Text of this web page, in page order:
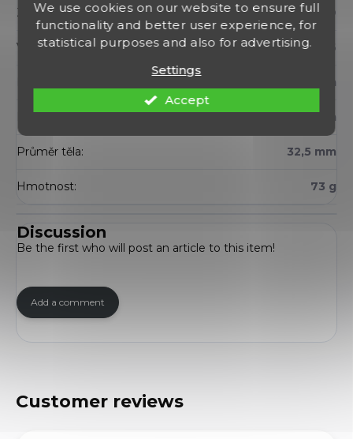
We use cookies on our website to ensure full
functionality and better user experience, for
statistical purposes and also for advertising.
Settings
Accept
Zdroj světla: LED Cree XP-L HD
Vodotěsnost: IPX-6
52,5 mm
Průměr hlavy: 32 mm
Průměr těla: 32,5 mm
Hmotnost: 73 g
Discussion
Be the first who will post an article to this item!
Add a comment